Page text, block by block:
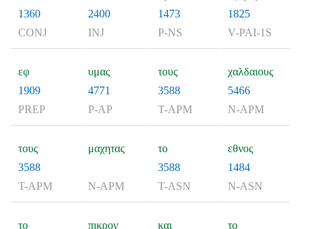
1360
CONJ
2400
INJ
1473
P-NS
1825
V-PAI-1S
εφ
1909
PREP
υμας
4771
P-AP
τους
3588
T-APM
χαλδαιους
5466
N-APM
τους
3588
T-APM
μαχητας
N-APM
το
3588
T-ASN
εθνος
1484
N-ASN
το
πικρον
και
το